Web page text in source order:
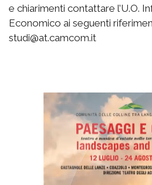
e chiarimenti contattare l’U.O.
Economico ai seguenti
studi@at.camcom.it